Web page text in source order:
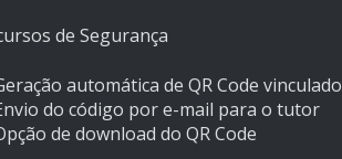
de Segurança
automática de QR Code
do código por e-mail para o tutor
de download do QR Code